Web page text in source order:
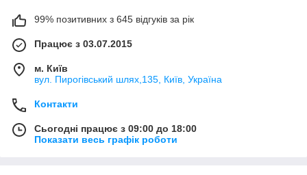
99% позитивних з 645 відгуків за рік
Працює з 03.07.2015
м. Київ
вул. Пирогівський шлях,135, Київ, Україна
Контакти
Сьогодні працює з 09:00 до 18:00
Показати весь графік роботи